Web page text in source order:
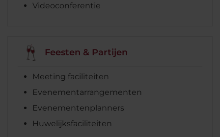
Videoconferentie
Feesten & Partijen
Meeting faciliteiten
Evenementarrangementen
Evenementenplanners
Huwelijksfaciliteiten